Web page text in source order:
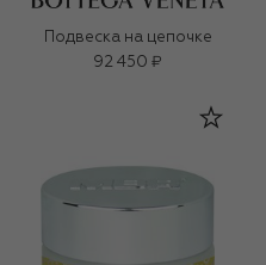
Подвеска на цепочке
92 450 ₽